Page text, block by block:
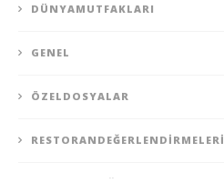
DÜNYAMUTFAKLARI
GENEL
ÖZELDOSYALAR
RESTORANDEĞERLENDIRMELERI